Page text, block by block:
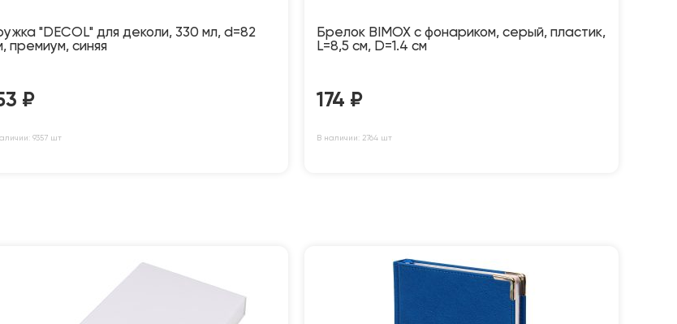
"DECOL" для деколи, 330 мл, d=82
премиум, синяя
₽
9357 шт
Брелок BIMOX с фонариком, серый, пластик,
L=8,5 см, D=1.4 см
174 ₽
В наличии: 2764 шт